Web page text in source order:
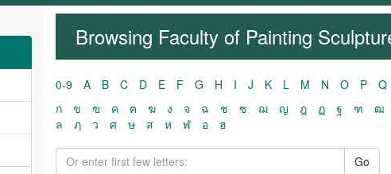
Browsing Faculty of Painting
0-9 A B C D E F G H I J K L M N O P Q
ก
ข ฃ ค ฅ ฆ ง จ ฉ ช ซ ฌ ญ ฎ ฏ ฐ ฑ ฒ
ล
ฦ ว ศ ษ ส ห ฬ อ ฮ
Go